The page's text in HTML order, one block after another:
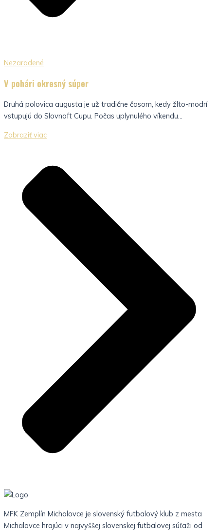
Nezaradené
V pohári okresný súper
Druhá polovica augusta je už tradične časom, kedy žlto-modrí
vstupujú do Slovnaft Cupu. Počas uplynulého víkendu...
Zobraziť viac
MFK Zemplín Michalovce je slovenský futbalový klub z mesta
Michalovce hrajúci v najvyššej slovenskej futbalovej súťaži od